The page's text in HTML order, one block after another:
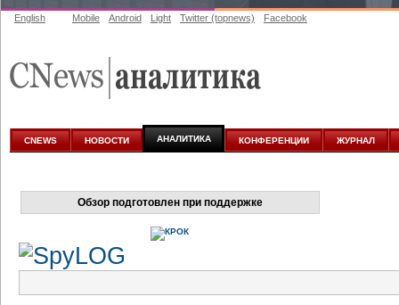
аналитике
English Mobile Android Light Twitter (topnews) Facebook
CNEWS НОВОСТИ АНАЛИТИКА КОНФЕРЕНЦИИ ЖУРНАЛ
Обзор подготовлен при поддержке